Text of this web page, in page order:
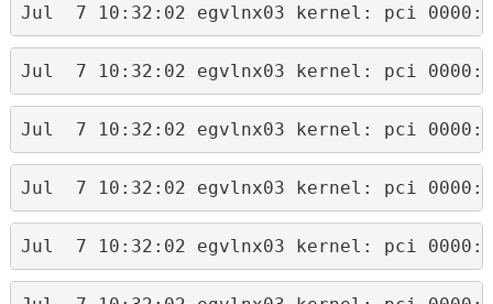
Jul  7 10:32:02 egvlnx03 kernel: pci
Jul  7 10:32:02 egvlnx03 kernel: pci
Jul  7 10:32:02 egvlnx03 kernel: pci
Jul  7 10:32:02 egvlnx03 kernel: pci
Jul  7 10:32:02 egvlnx03 kernel: pci